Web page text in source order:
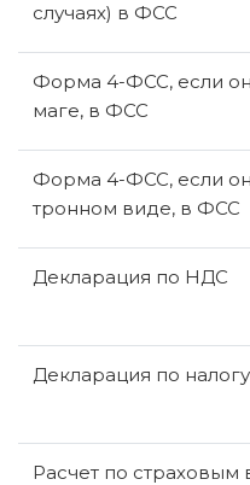
слу­ча­ях) в ФСС
Форма 4-ФСС, если
ма­ге, в ФСС
Форма 4-ФСС, если
трон­ном виде, в ФСС
Де­кла­ра­ция по НДС
Де­кла­ра­ция по
Рас­чет по стра­хо­вым